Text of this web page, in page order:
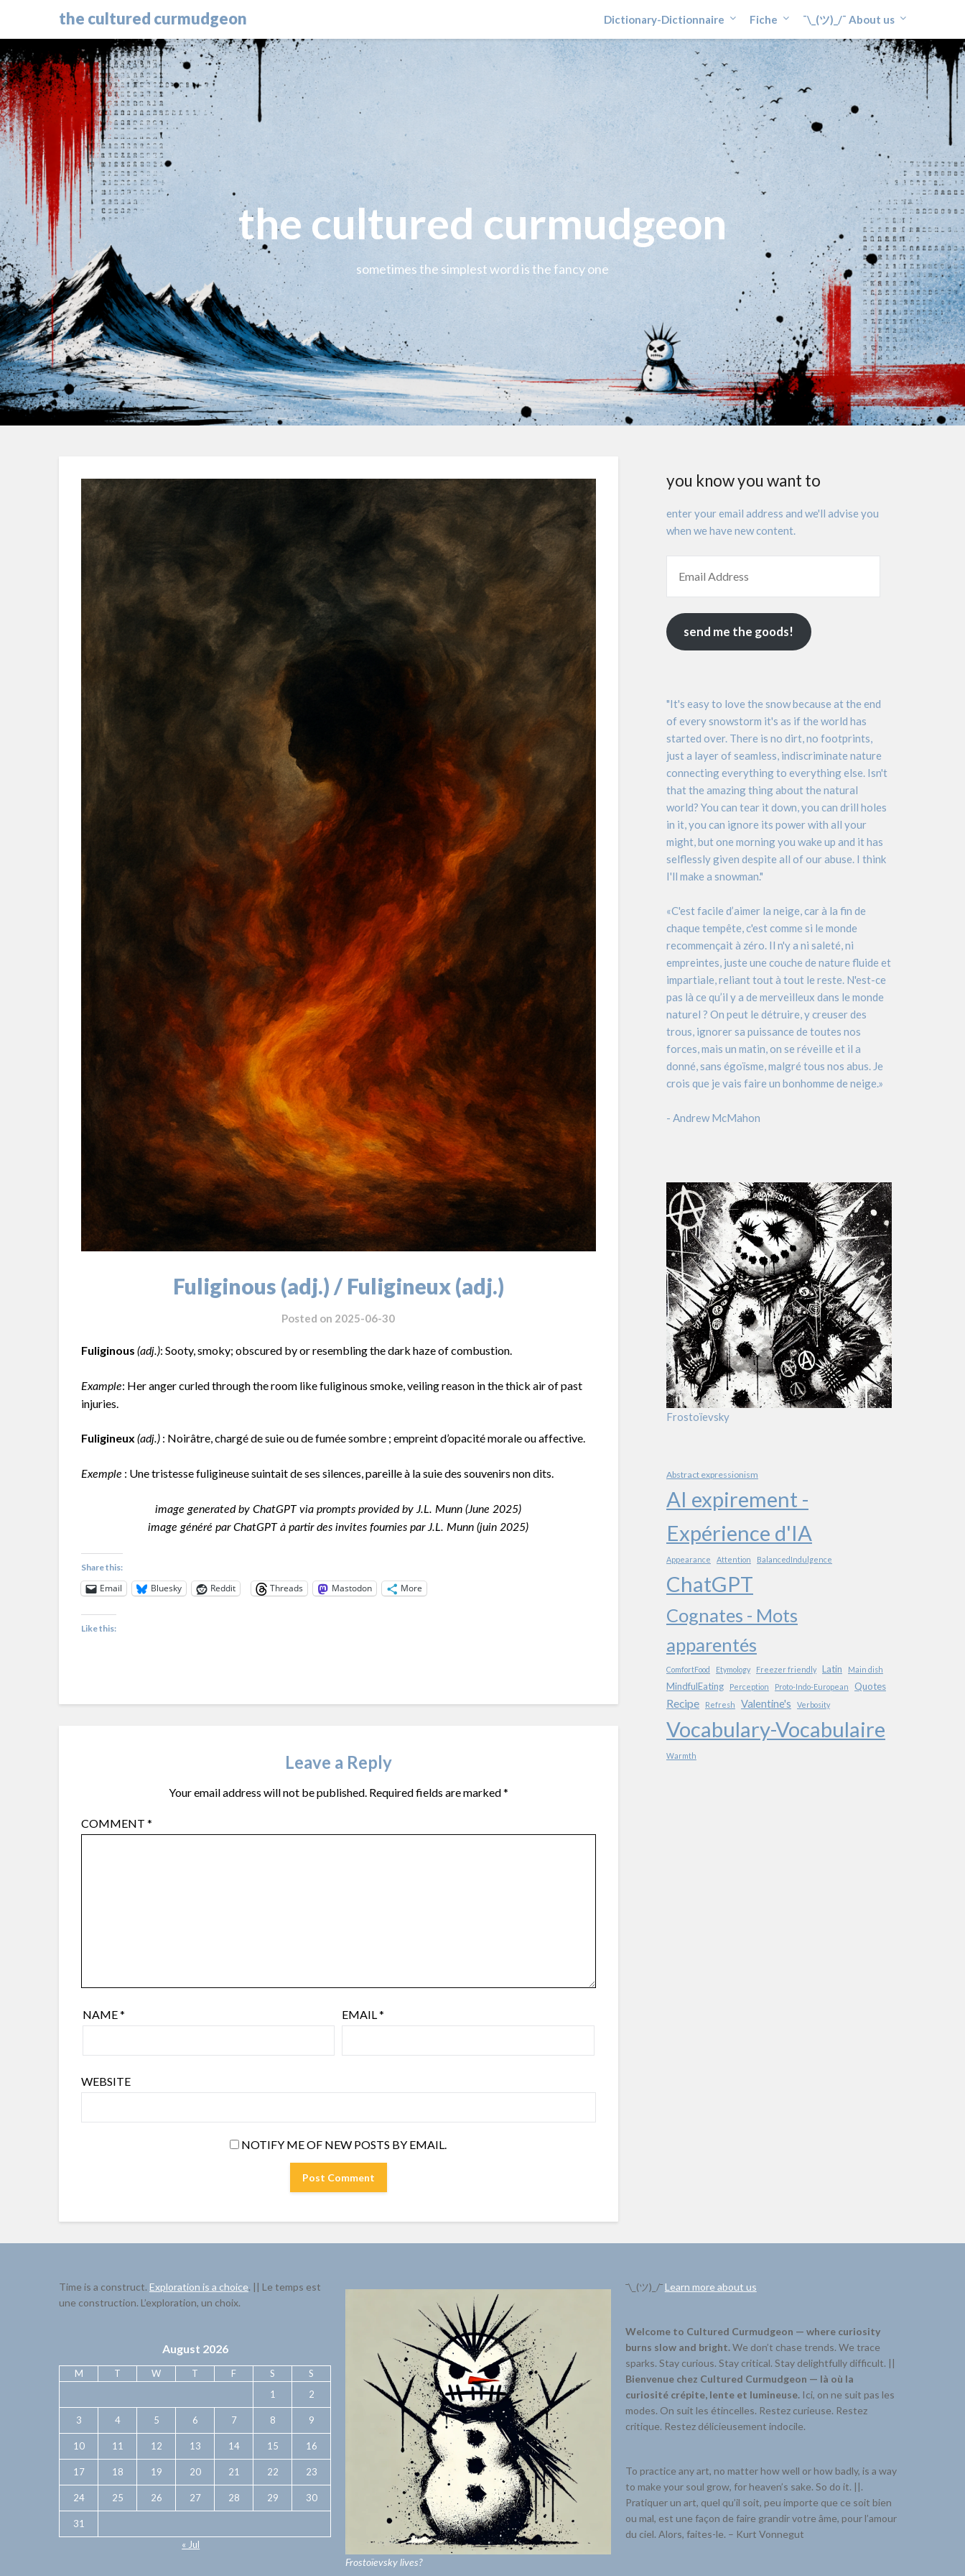
the cultured curmudgeon Dictionary-Dictionnaire Fiche ¯\_(ツ)_/¯ About us
the cultured curmudgeon
sometimes the simplest word is the fancy one
Fuliginous (adj.) / Fuligineux (adj.)
Posted on 2025-06-30
Fuliginous (adj.): Sooty, smoky; obscured by or resembling the dark haze of combustion.
Example: Her anger curled through the room like fuliginous smoke, veiling reason in the thick air of past
injuries.
Fuligineux (adj.) : Noirâtre, chargé de suie ou de fumée sombre ; empreint d’opacité morale ou affective.
Exemple : Une tristesse fuligineuse suintait de ses silences, pareille à la suie des souvenirs non dits.
image generated by ChatGPT via prompts provided by J.L. Munn (June 2025)
image généré par ChatGPT à partir des invites fournies par J.L. Munn (juin 2025)
Share this:
Email Bluesky Reddit Threads Mastodon More
Like this:
Leave a Reply
Your email address will not be published. Required fields are marked*
COMMENT*
NAME* EMAIL*
WEBSITE
NOTIFY ME OF NEW POSTS BY EMAIL.
you know you want to
enter your email address and we'll advise you
when we have new content.
send me the goods!
"It's easy to love the snow because at the end
of every snowstorm it's as if the world has
started over. There is no dirt, no footprints,
just a layer of seamless, indiscriminate nature
connecting everything to everything else. Isn't
that the amazing thing about the natural
world? You can tear it down, you can drill holes
in it, you can ignore its power with all your
might, but one morning you wake up and it has
selflessly given despite all of our abuse. I think
I'll make a snowman."
«C'est facile d’aimer la neige, car à la fin de
chaque tempête, c'est comme si le monde
recommençait à zéro. Il n'y a ni saleté, ni
empreintes, juste une couche de nature fluide et
impartiale, reliant tout à tout le reste. N'est-ce
pas là ce qu’il y a de merveilleux dans le monde
naturel ? On peut le détruire, y creuser des
trous, ignorer sa puissance de toutes nos
forces, mais un matin, on se réveille et il a
donné, sans égoïsme, malgré tous nos abus. Je
crois que je vais faire un bonhomme de neige.»
- Andrew McMahon
Frostoïevsky
Abstract expressionism
AI expirement -
Expérience d'IA
Appearance Attention BalancedIndulgence
ChatGPT
Cognates - Mots
apparentés
ComfortFood Etymology Freezer friendly Latin Main dish
MindfulEating Perception Proto-Indo-European Quotes
Recipe Refresh Valentine's Verbosity
Vocabulary-Vocabulaire
Warmth
Time is a construct. Exploration is a choice. || Le temps est
une construction. L’exploration, un choix.
August 2026
M T W T F S
S
1
2
3 4 5 6 7 8 9
10 11 12 13 14 15 16
17 18 19 20 21 22 23
24 25 26 27 28 29 30
31
« Jul
Frostoïevsky lives?
¯\_(ツ)_/¯Learn more about us
Welcome to Cultured Curmudgeon — where curiosity
burns slow and bright.We don’t chase trends. We trace
sparks. Stay curious. Stay critical. Stay delightfully difficult. ||
Bienvenue chez Cultured Curmudgeon — là où la
curiosité crépite, lente et lumineuse.Ici, on ne suit pas les
modes. On suit les étincelles. Restez curieuse. Restez
critique. Restez délicieusement indocile.
To practice any art, no matter how well or how badly, is a way
to make your soul grow, for heaven’s sake. So do it. ||.
Pratiquer un art, quel qu’il soit, peu importe que ce soit bien
ou mal, est une façon de faire grandir votre âme, pour l’amour
du ciel. Alors, faites-le. – Kurt Vonnegut